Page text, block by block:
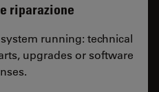
riparazione
running: technical
upgrades or software